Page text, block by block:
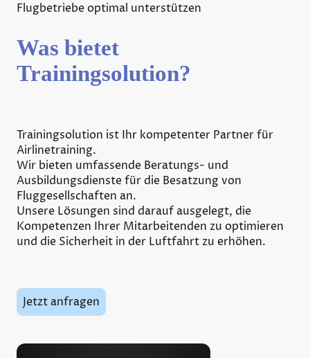
Flugbetriebe optimal unterstützen
Was bietet
Trainingsolution?
Trainingsolution ist Ihr kompetenter Partner für
Airlinetraining.
Wir bieten umfassende Beratungs- und
Ausbildungsdienste für die Besatzung von
Fluggesellschaften an.
Unsere Lösungen sind darauf ausgelegt, die
Kompetenzen Ihrer Mitarbeitenden zu optimieren
und die Sicherheit in der Luftfahrt zu erhöhen.
Jetzt anfragen